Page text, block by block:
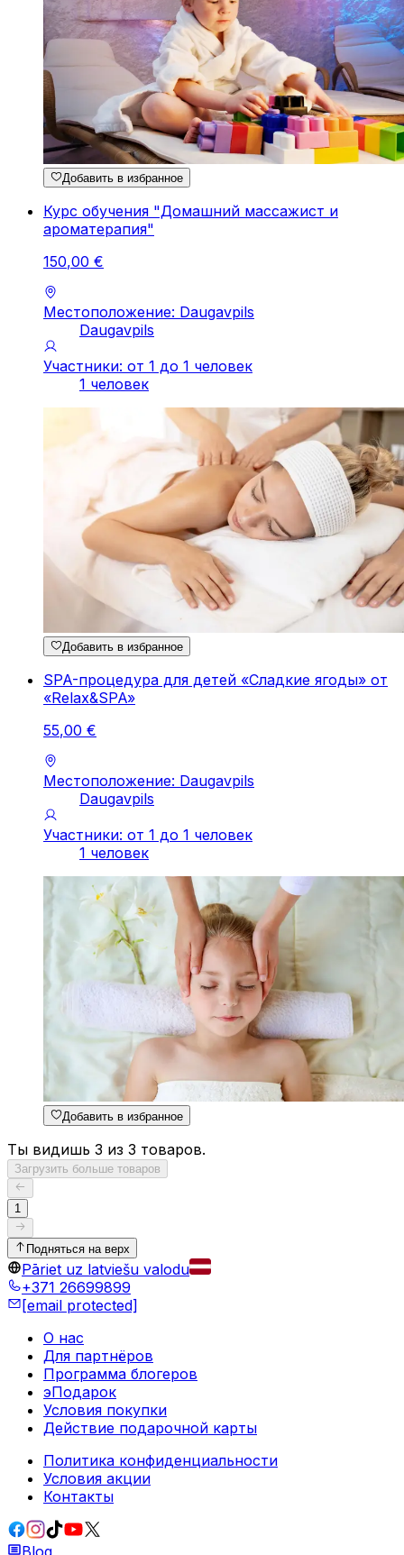
Добавить в избранное
Курс обучения "Домашний массажист и
ароматерапия"
150,00 €
Местоположение: Daugavpils
Daugavpils
Участники: от 1 до 1 человек
1 человек
Добавить в избранное
SPA-процедура для детей «Сладкие ягоды» от
«Relax&SPA»
55,00 €
Местоположение: Daugavpils
Daugavpils
Участники: от 1 до 1 человек
1 человек
Добавить в избранное
Ты видишь 3 из 3 товаров.
Загрузить больше товаров
1
Подняться на верх
Pāriet uz latviešu valodu
+371 26699899
[email protected]
О нас
Для партнёров
Программа блогеров
эПодарок
Условия покупки
Действие подарочной карты
Политика конфиденциальности
Условия акции
Контакты
Blog